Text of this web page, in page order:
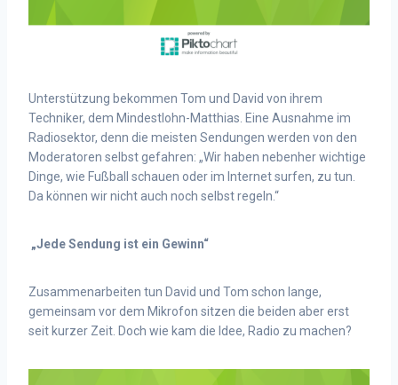
Unterstützung bekommen Tom und David von ihrem
Techniker, dem Mindestlohn-Matthias. Eine Ausnahme im
Radiosektor, denn die meisten Sendungen werden von den
Moderatoren selbst gefahren: „Wir haben nebenher wichtige
Dinge, wie Fußball schauen oder im Internet surfen, zu tun.
Da können wir nicht auch noch selbst regeln.“
„Jede Sendung ist ein Gewinn“
Zusammenarbeiten tun David und Tom schon lange,
gemeinsam vor dem Mikrofon sitzen die beiden aber erst
seit kurzer Zeit. Doch wie kam die Idee, Radio zu machen?